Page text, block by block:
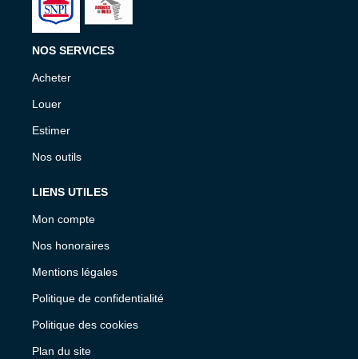
NOS SERVICES
Acheter
Louer
Estimer
Nos outils
LIENS UTILES
Mon compte
Nos honoraires
Mentions légales
Politique de confidentialité
Politique des cookies
Plan du site